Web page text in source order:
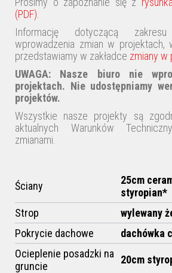
(PDF)
Informację dotyczącą
wprowadzenia zmian w projektach,
przedstawiamy w zakładce zmiany w
UWAGA: Nasze biuro nie
projektach. Nie udostępniamy
projektów.
Wszystkie nasze projekty są
aktualnych Warunków
zmianami.
Ściany
25cm
styropian*
Strop
wylewany
Pokrycie dachowe
dachówka
Ocieplenie posadzki na
gruncie
20cm